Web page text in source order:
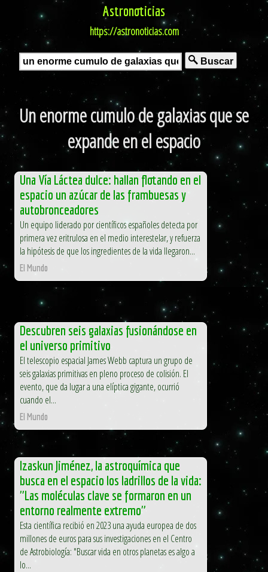
Astronoticias
https://astronoticias.com
Buscar
Un enorme cumulo de galaxias que se
expande en el espacio
Una Vía Láctea dulce: hallan flotando en el
espacio un azúcar de las frambuesas y
autobronceadores
Un equipo liderado por científicos españoles detecta por
primera vez eritrulosa en el medio interestelar, y refuerza
la hipótesis de que los ingredientes de la vida llegaron...
El Mundo
Descubren seis galaxias fusionándose en
el universo primitivo
El telescopio espacial James Webb captura un grupo de
seis galaxias primitivas en pleno proceso de colisión. El
evento, que da lugar a una elíptica gigante, ocurrió
cuando el...
El Mundo
Izaskun Jiménez, la astroquímica que
busca en el espacio los ladrillos de la vida:
"Las moléculas clave se formaron en un
entorno realmente extremo"
Esta científica recibió en 2023 una ayuda europea de dos
millones de euros para sus investigaciones en el Centro
de Astrobiología: "Buscar vida en otros planetas es algo a
lo...